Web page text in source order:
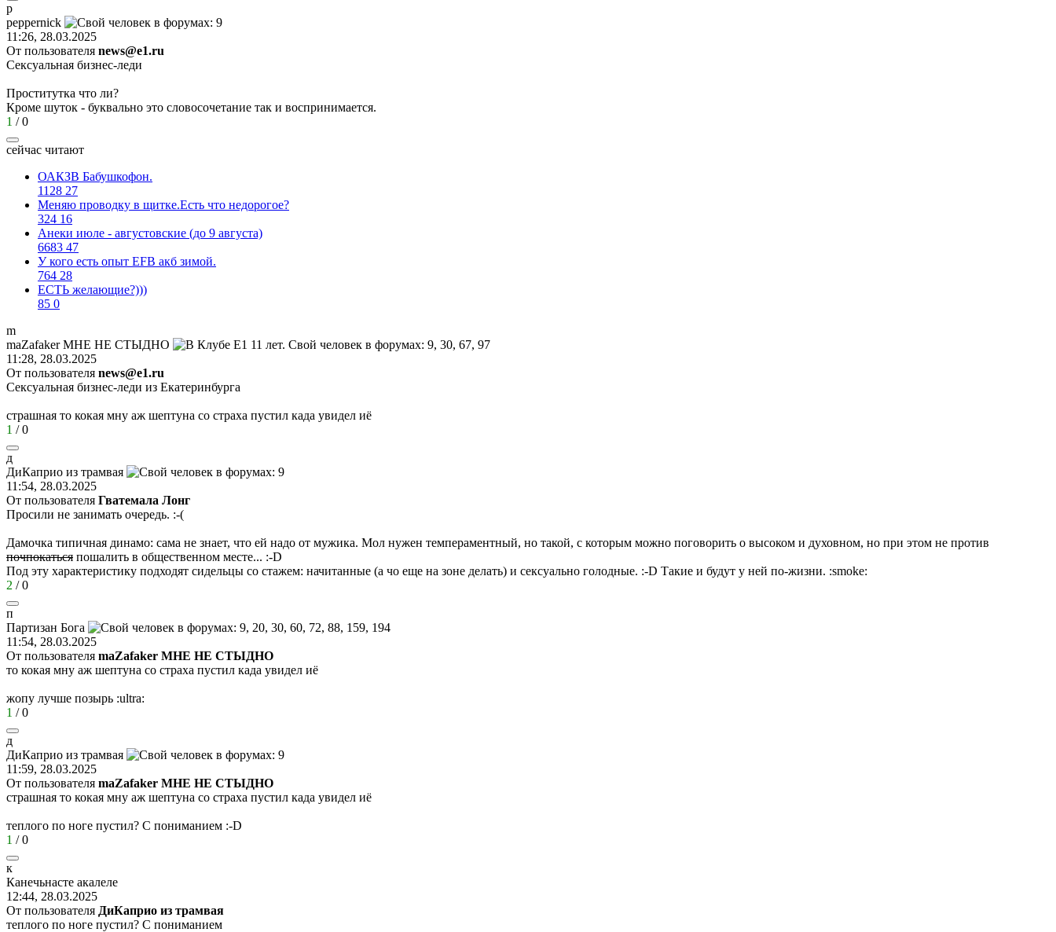
p
peppernick
11:26, 28.03.2025
От пользователя news@e1.ru
Сексуальная бизнес-леди
Проститутка что ли?
Кроме шуток - буквально это словосочетание так и воспринимается.
1 /0
сейчас читают
ОАКЗВ Бабушкофон.
1128 27
Меняю проводку в щитке.Есть что недорогое?
324 16
Анеки июле - августовские (до 9 августа)
6683 47
У кого есть опыт EFB акб зимой.
764 28
ЕСТЬ желающие?)))
85 0
m
maZafakerМНЕ НЕ СТЫДНО
11:28, 28.03.2025
От пользователя news@e1.ru
Сексуальная бизнес-леди из Екатеринбурга
страшная то кокая мну аж шептуна со страха пустил када увидел иё
1 /0
д
ДиКаприо из трамвая
11:54, 28.03.2025
От пользователя Гватемала Лонг
Просили не занимать очередь. :-(
Дамочка типичная динамо: сама не знает, что ей надо от мужика. Мол нужен темпераментный, но такой, с которым можно поговорить о высоком и духовном, но при этом не против
почпокаться пошалить в общественном месте... :-D
Под эту характеристику подходят сидельцы со стажем: начитанные (а чо еще на зоне делать) и сексуально голодные. :-D Такие и будут у ней по-жизни. :smoke:
2 /0
п
Партизан Бога
11:54, 28.03.2025
От пользователя maZafaker МНЕ НЕ СТЫДНО
то кокая мну аж шептуна со страха пустил када увидел иё
жопу лучше позырь :ultra:
1 /0
д
ДиКаприо из трамвая
11:59, 28.03.2025
От пользователя maZafaker МНЕ НЕ СТЫДНО
страшная то кокая мну аж шептуна со страха пустил када увидел иё
теплого по ноге пустил? С пониманием :-D
1 /0
к
Канечьнасте акалеле
12:44, 28.03.2025
От пользователя ДиКаприо из трамвая
теплого по ноге пустил? С пониманием